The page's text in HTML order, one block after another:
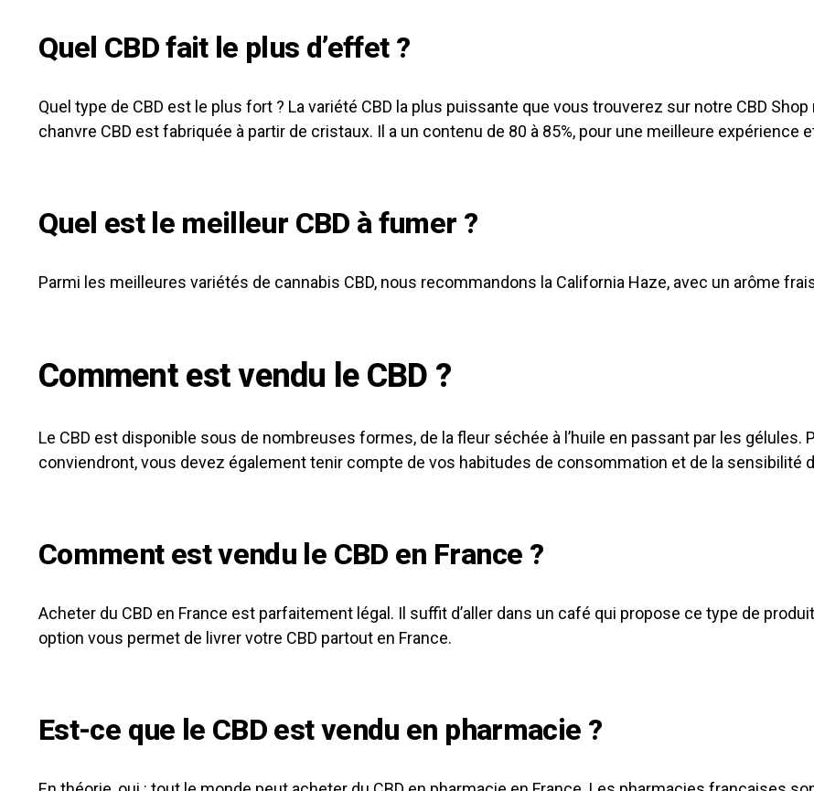
Quel CBD fait le plus d’effet ?
Quel type de CBD est le plus fort ? La variété CBD la plus puissante que vous trouverez sur notre CBD
chanvre CBD est fabriquée à partir de cristaux. Il a un contenu de 80 à 85%, pour une meilleure expérience
Quel est le meilleur CBD à fumer ?
Parmi les meilleures variétés de cannabis CBD, nous recommandons la California Haze, avec un arôme
Comment est vendu le CBD ?
Le CBD est disponible sous de nombreuses formes, de la fleur séchée à l’huile en passant par les gélules.
conviendront, vous devez également tenir compte de vos habitudes de consommation et de la sensibilité
Comment est vendu le CBD en France ?
Acheter du CBD en France est parfaitement légal. Il suffit d’aller dans un café qui propose ce type de
option vous permet de livrer votre CBD partout en France.
Est-ce que le CBD est vendu en pharmacie ?